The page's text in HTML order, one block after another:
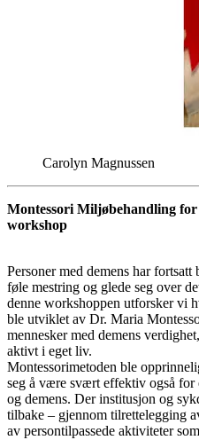
Carolyn Magnussen
Montessori Miljøbehandling for
workshop
Personer med demens har
føle mestring og glede seg over
denne workshoppen utforsker vi
ble utviklet av Dr. Maria
mennesker med demens
aktivt i eget liv.
Montessorimetoden ble
seg å være svært effektiv også for
og demens. Der institusjon og
tilbake – gjennom tilrettelegging
av persontilpassede aktiviteter